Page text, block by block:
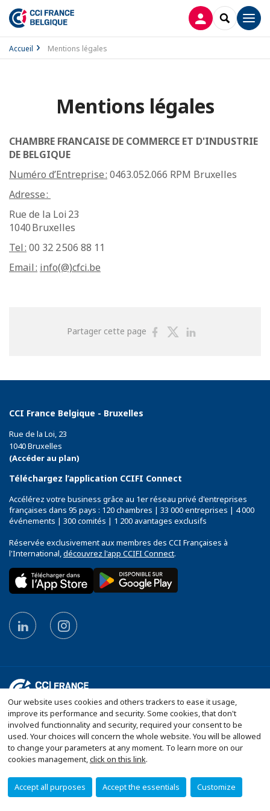
Our website uses cookies and others trackers to ease it usage,
improve its performance and security. Some cookies, that don't
involved functionnality and security, required your consent to be
used. Your choices will concern the whole website. You will be allowed
to change your parameters at any moment. To learn more on our
cookies management,click on this link.
Accept all purposes Accept the essentials Customize
CONNEXION
Accueil Mentions légales
Mentions légales
CHAMBRE FRANCAISE DE COMMERCE ET D'INDUSTRIE
DE BELGIQUE
Numéro d’Entreprise : 0463.052.066 RPM Bruxelles
Adresse :
Rue de la Loi 23
1040 Bruxelles
Tel : 00 32 2 506 88 11
Email : info(@)cfci.be
Partager cette page
PartagerPartager
CCI France Belgique - Bruxelles
Rue de la Loi, 23
1040 Bruxelles
(Accéder au plan)
Téléchargez l’application CCIFI Connect
Accélérez votre business grâce au 1er réseau privé d'entreprises
françaises dans 95 pays : 120 chambres | 33 000 entreprises | 4 000
événements | 300 comités | 1 200 avantages exclusifs
Réservée exclusivement aux membres des CCI Françaises à
l'International,découvrez l'app CCIFI Connect.
Plan du site
Conditions générales de vente
Mentions légales
Politique de confidentialité
Politique de protection des données personnelles
Configurer vos préférences cookies
© 2026 CCI France Belgique - Bruxelles